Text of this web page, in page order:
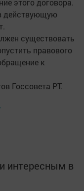
этого договора.
действующую
существовать
правового
к
Госсовета РТ.
интересным в